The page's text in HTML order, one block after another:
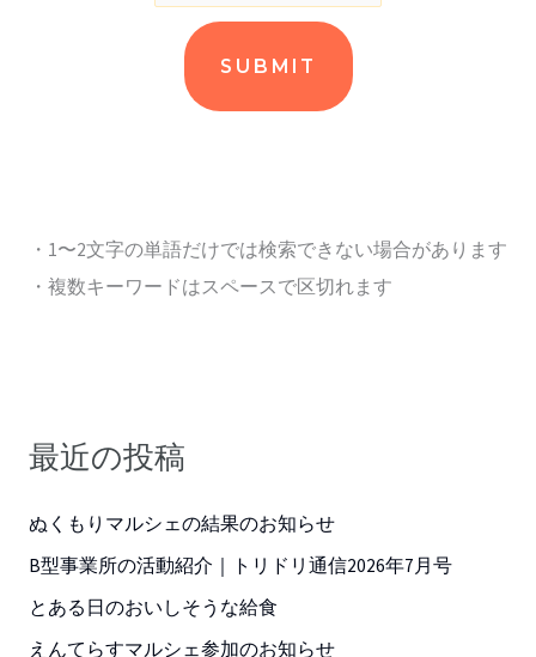
・1〜2文字の単語だけでは検索できない場合があります
・複数キーワードはスペースで区切れます
最近の投稿
ぬくもりマルシェの結果のお知らせ
B型事業所の活動紹介｜トリドリ通信2026年7月号
とある日のおいしそうな給食
えんてらすマルシェ参加のお知らせ